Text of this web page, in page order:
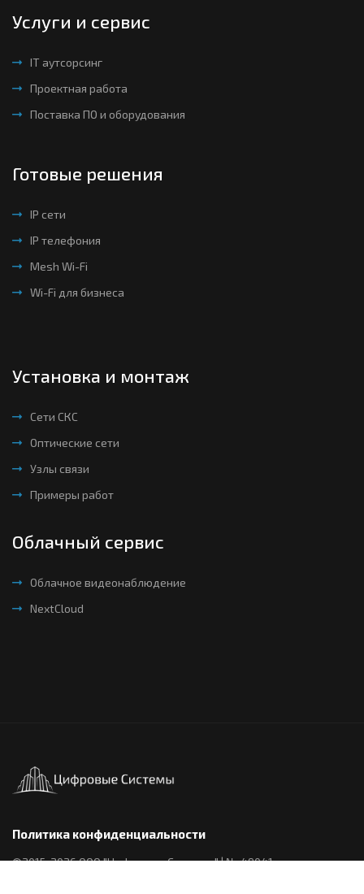
Услуги и сервис
IT аутсорсинг
Проектная работа
Поставка ПО и оборудования
Готовые решения
IP сети
IP телефония
Mesh Wi-Fi
Wi-Fi для бизнеса
Установка и монтаж
Сети СКС
Оптические сети
Узлы связи
Примеры работ
Облачный сервис
Облачное видеонаблюдение
NextCloud
Политика конфиденциальности
©2015-2026 ООО "Цифровые Системы" | № 49041 в реестре